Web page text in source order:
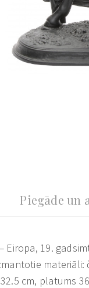
Piegāde un
Eiropa, 19.
materiāli:
cm, platums